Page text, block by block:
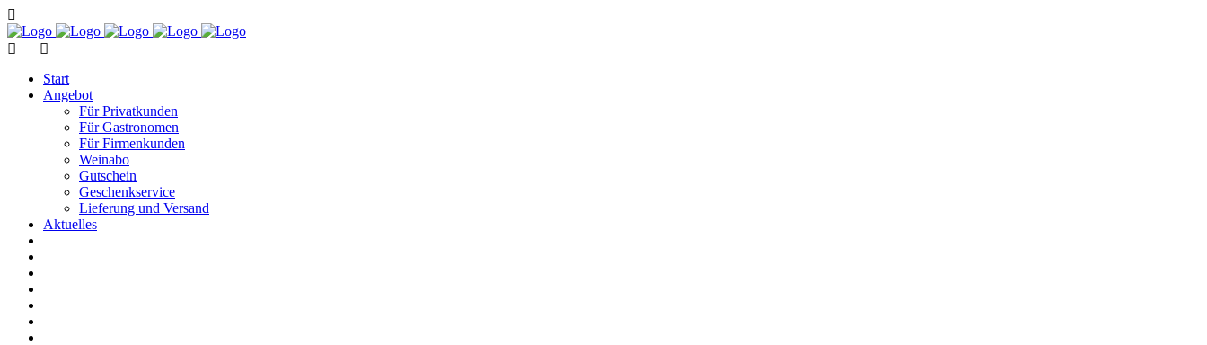
Start
Angebot
Für Privatkunden
Für Gastronomen
Für Firmenkunden
Weinabo
Gutschein
Geschenkservice
Lieferung und Versand
Aktuelles